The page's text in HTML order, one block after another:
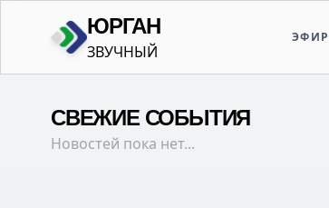
ЮРГАН
ЗВУЧНЫЙ ЭФИР
СВЕЖИЕ СОБЫТИЯ
Новостей пока нет...